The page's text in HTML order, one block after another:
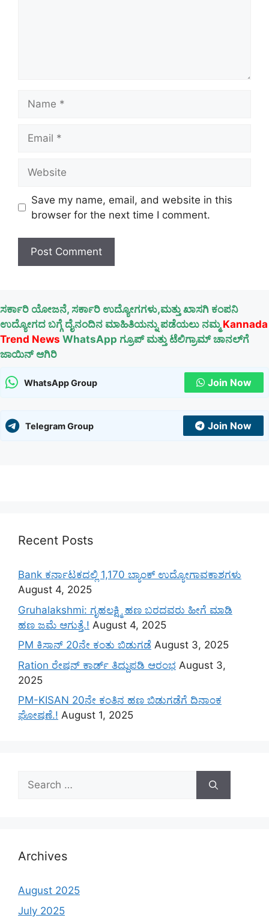
Save my name, email, and website in this
browser for the next time I comment.
ಸರ್ಕಾರಿ ಯೋಜನೆ, ಸರ್ಕಾರಿ ಉದ್ಯೋಗಗಳು,ಮತ್ತು ಖಾಸಗಿ ಕಂಪನಿ
ಉದ್ಯೋಗದ ಬಗ್ಗೆ ದೈನಂದಿನ ಮಾಹಿತಿಯನ್ನು ಪಡೆಯಲು ನಮ್ಮKannada
Trend News WhatsApp ಗ್ರೂಪ್ ಮತ್ತು ಟೆಲಿಗ್ರಾಮ್ ಚಾನಲ್‌ಗೆ
ಜಾಯಿನ್ ಆಗಿರಿ
WhatsApp Group Join Now
Telegram Group Join Now
Recent Posts
Bank ಕರ್ನಾಟಕದಲ್ಲಿ 1,170 ಬ್ಯಾಂಕ್ ಉದ್ಯೋಗಾವಕಾಶಗಳು
August 4, 2025
Gruhalakshmi: ಗೃಹಲಕ್ಷ್ಮಿ ಹಣ ಬರದವರು ಹೀಗೆ ಮಾಡಿ
ಹಣ ಜಮೆ‌ ಆಗುತ್ತೆ.! August 4, 2025
PM ಕಿಸಾನ್ 20ನೇ ಕಂತು ಬಿಡುಗಡೆ August 3, 2025
Ration ರೇಷನ್ ಕಾರ್ಡ್ ತಿದ್ದುಪಡಿ ಆರಂಭ August 3,
2025
PM-KISAN 20ನೇ ಕಂತಿನ ಹಣ ಬಿಡುಗಡೆಗೆ ದಿನಾಂಕ
ಘೋಷಣೆ.! August 1, 2025
Search
for:
Archives
August 2025
July 2025